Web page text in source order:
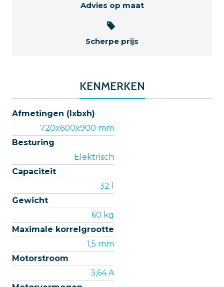
Advies op maat
Scherpe prijs
KENMERKEN
Afmetingen (lxbxh)
720x600x900 mm
Besturing
Elektrisch
Capaciteit
32 l
Gewicht
60 kg
Maximale korrelgrootte
1,5 mm
Motorstroom
3,64 A